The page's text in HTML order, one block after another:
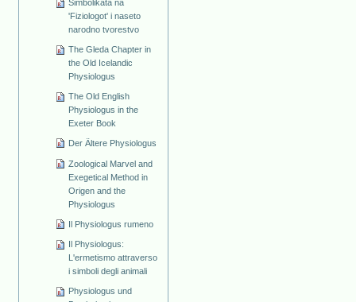
Simbolikata na
'Fiziologot' i naseto
narodno tvorestvo
The Gleda Chapter in
the Old Icelandic
Physiologus
The Old English
Physiologus in the
Exeter Book
Der Ältere Physiologus
Zoological Marvel and
Exegetical Method in
Origen and the
Physiologus
Il Physiologus rumeno
Il Physiologus:
L'ermetismo attraverso
i simboli degli animali
Physiologus und